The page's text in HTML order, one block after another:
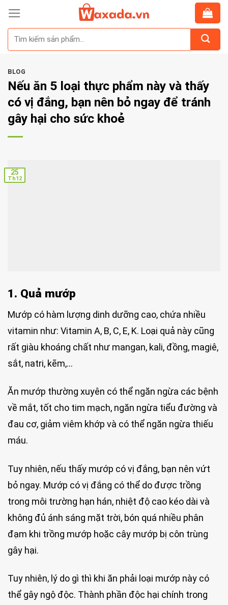
Skip
content
BLOG
Nếu ăn 5 loại thực phẩm này và thấy
có vị đắng, bạn nên bỏ ngay để tránh
gây hại cho sức khoẻ
25
Th12
1. Quả mướp
Mướp có hàm lượng dinh dưỡng cao, chứa nhiều
vitamin như: Vitamin A, B, C, E, K. Loại quả này cũng
rất giàu khoáng chất như mangan, kali, đồng, magiê,
sắt, natri, kẽm,…
Ăn mướp thường xuyên có thể ngăn ngừa các bệnh
về mắt, tốt cho tim mạch, ngăn ngừa tiểu đường và
đau cơ, giảm viêm khớp và có thể ngăn ngừa thiếu
máu.
Tuy nhiên, nếu thấy mướp có vị đắng, bạn nên vứt
bỏ ngay. Mướp có vị đắng có thể do được trồng
trong môi trường hạn hán, nhiệt độ cao kéo dài và
không đủ ánh sáng mặt trời, bón quá nhiều phân
đạm khi trồng mướp hoặc cây mướp bị côn trùng
gây hại.
Tuy nhiên, lý do gì thì khi ăn phải loại mướp này có
thể gây ngộ độc. Thành phần độc hại chính trong